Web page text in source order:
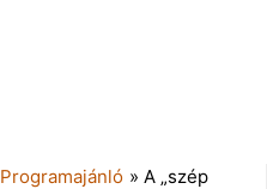
Programajánló » A „szép